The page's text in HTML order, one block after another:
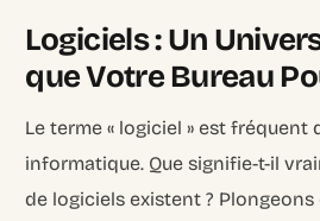
Logiciels : Un
que Votre Bureau
Le terme « logiciel » est fréquent
informatique. Que signifie-t-il
de logiciels existent ?